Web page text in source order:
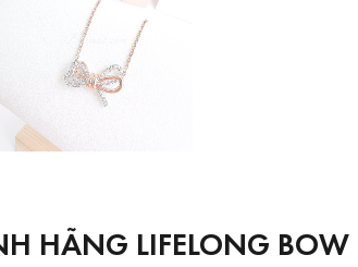
HÃNG LIFELONG